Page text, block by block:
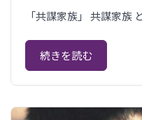
「共謀家族」 共謀家族
続きを読む